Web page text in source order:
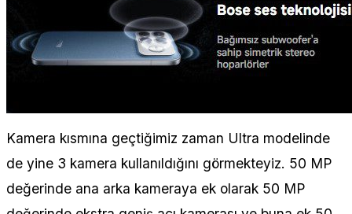
Kamera kısmına geçtiğimiz zaman Ultra modelinde
de yine 3 kamera kullanıldığını görmekteyiz. 50 MP
değerinde ana arka kameraya ek olarak 50 MP